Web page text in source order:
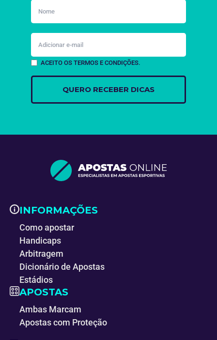
ACEITO OS TERMOS E CONDIÇÕES.
INFORMAÇÕES
Como apostar
Handicaps
Arbitragem
Dicionário de Apostas
Estádios
APOSTAS
Ambas Marcam
Apostas com Proteção